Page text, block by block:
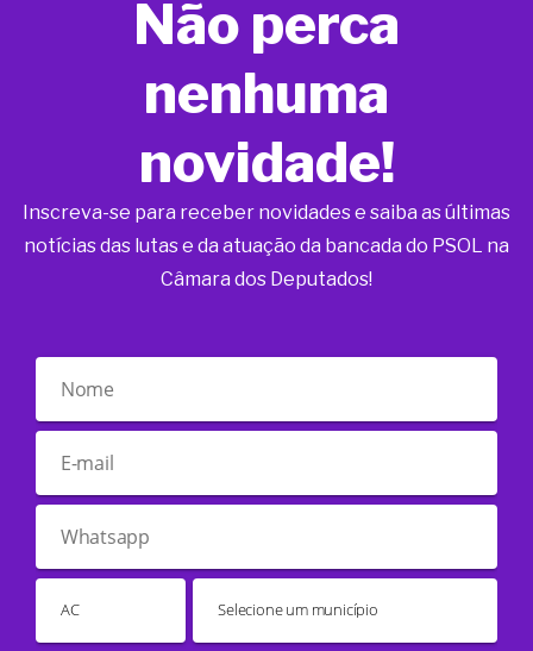
Não perca
nenhuma
novidade!
Inscreva-se para receber novidades e saiba as últimas
notícias das lutas e da atuação da bancada do PSOL na
Câmara dos Deputados!